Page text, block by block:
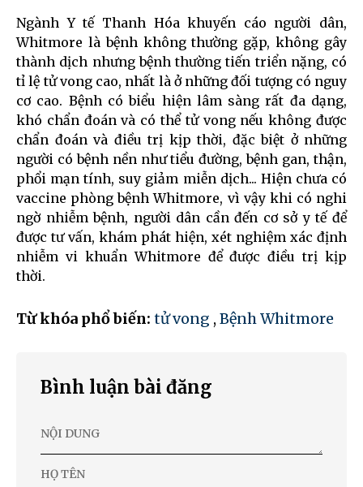
Ngành Y tế Thanh Hóa khuyến cáo người dân,
Whitmore là bệnh không thường gặp, không gây
thành dịch nhưng bệnh thường tiến triển nặng, có
tỉ lệ tử vong cao, nhất là ở những đối tượng có nguy
cơ cao. Bệnh có biểu hiện lâm sàng rất đa dạng,
khó chẩn đoán và có thể tử vong nếu không được
chẩn đoán và điều trị kịp thời, đặc biệt ở những
người có bệnh nền như tiểu đường, bệnh gan, thận,
phổi mạn tính, suy giảm miễn dịch... Hiện chưa có
vaccine phòng bệnh Whitmore, vì vậy khi có nghi
ngờ nhiễm bệnh, người dân cần đến cơ sở y tế để
được tư vấn, khám phát hiện, xét nghiệm xác định
nhiễm vi khuẩn Whitmore để được điều trị kịp
thời.
Từ khóa phổ biến: tử vong , Bệnh Whitmore
Bình luận bài đăng